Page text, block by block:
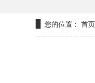
您的位置： 首页